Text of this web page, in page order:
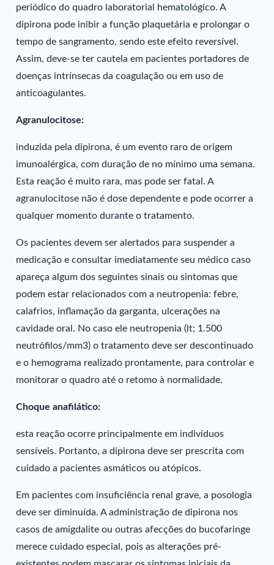
periódico do quadro laboratorial hematológico. A
dipirona pode inibir a função plaquetária e prolongar o
tempo de sangramento, sendo este efeito reversível.
Assim, deve-se ter cautela em pacientes portadores de
doenças intrínsecas da coagulação ou em uso de
anticoagulantes.
Agranulocitose:
induzida pela dipirona, é um evento raro de origem
imunoalérgica, com duração de no mínimo uma semana.
Esta reação é muito rara, mas pode ser fatal. A
agranulocitose não é dose dependente e pode ocorrer a
qualquer momento durante o tratamento.
Os pacientes devem ser alertados para suspender a
medicação e consultar imediatamente seu médico caso
apareça algum dos seguintes sinais ou sintomas que
podem estar relacionados com a neutropenia: febre,
calafrios, inflamação da garganta, ulcerações na
cavidade oral. No caso ele neutropenia (lt; 1.500
neutrófilos/mm3) o tratamento deve ser descontinuado
e o hemograma realizado prontamente, para controlar e
monitorar o quadro até o retomo à normalidade.
Choque anafilático:
esta reação ocorre principalmente em indivíduos
sensíveis. Portanto, a dipirona deve ser prescrita com
cuidado a pacientes asmáticos ou atópicos.
Em pacientes com insuficiência renal grave, a posologia
deve ser diminuída. A administração de dipirona nos
casos de amigdalite ou outras afecções do bucofaringe
merece cuidado especial, pois as alterações pré-